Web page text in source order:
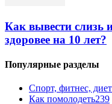
Как вывести слизь
здоровее на 10 лет?
Популярные разделы
Спорт, фитнес,
Как помолодеть239